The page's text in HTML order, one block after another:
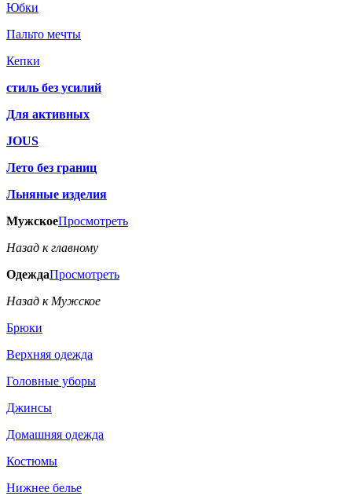
Юбки
Пальто мечты
Кепки
стиль без усилий
Для активных
JOUS
Лето без границ
Льняные изделия
МужскоеПросмотреть
Назад к главному
ОдеждаПросмотреть
Назад к Мужское
Брюки
Верхняя одежда
Головные уборы
Джинсы
Домашняя одежда
Костюмы
Нижнее белье